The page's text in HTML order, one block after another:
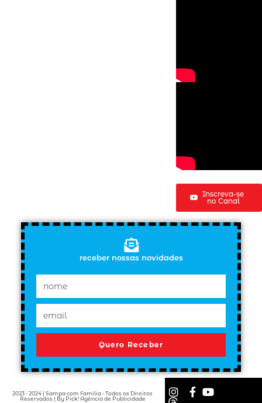
Inscreva-se
no Canal
receber nossas novidades
Quero Receber
2023 - 2024 | Sampa com Família - Todos os Direitos
Reservados | By Pick! Agência de Publicidade